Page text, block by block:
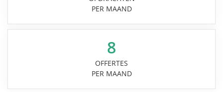
PER MAAND
8
OFFERTES
PER MAAND